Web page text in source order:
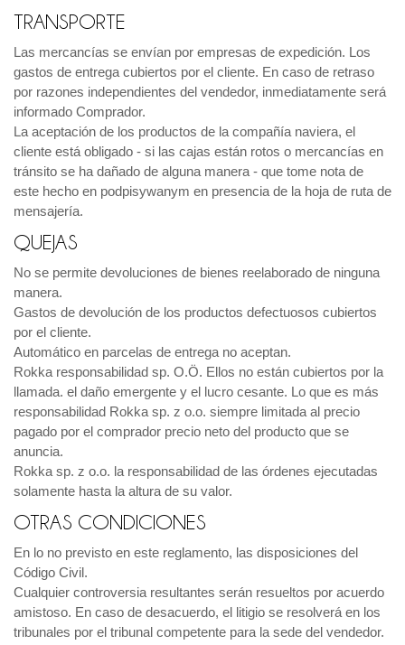
TRANSPORTE
Las mercancías se envían por empresas de expedición. Los
gastos de entrega cubiertos por el cliente. En caso de retraso
por razones independientes del vendedor, inmediatamente será
informado Comprador.
La aceptación de los productos de la compañía naviera, el
cliente está obligado - si las cajas están rotos o mercancías en
tránsito se ha dañado de alguna manera - que tome nota de
este hecho en podpisywanym en presencia de la hoja de ruta de
mensajería.
QUEJAS
No se permite devoluciones de bienes reelaborado de ninguna
manera.
Gastos de devolución de los productos defectuosos cubiertos
por el cliente.
Automático en parcelas de entrega no aceptan.
Rokka responsabilidad sp. O.Ö. Ellos no están cubiertos por la
llamada. el daño emergente y el lucro cesante. Lo que es más
responsabilidad Rokka sp. z o.o. siempre limitada al precio
pagado por el comprador precio neto del producto que se
anuncia.
Rokka sp. z o.o. la responsabilidad de las órdenes ejecutadas
solamente hasta la altura de su valor.
OTRAS CONDICIONES
En lo no previsto en este reglamento, las disposiciones del
Código Civil.
Cualquier controversia resultantes serán resueltos por acuerdo
amistoso. En caso de desacuerdo, el litigio se resolverá en los
tribunales por el tribunal competente para la sede del vendedor.